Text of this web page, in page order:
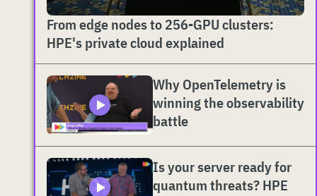
From edge nodes to 256-GPU clusters:
HPE's private cloud explained
Why OpenTelemetry is
winning the observability
battle
Is your server ready for
quantum threats? HPE